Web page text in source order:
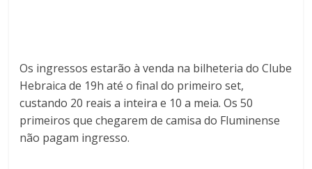
Os ingressos estarão à venda na bilheteria do Clube
Hebraica de 19h até o final do primeiro set,
custando 20 reais a inteira e 10 a meia. Os 50
primeiros que chegarem de camisa do Fluminense
não pagam ingresso.